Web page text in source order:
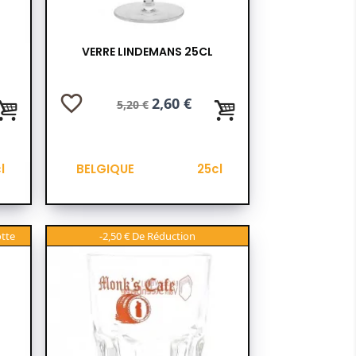
VERRE LINDEMANS 25CL
favorite_border
Prix
5,20 € Prix
2,60 €
BELGIQUE 25cl
-2,50 €